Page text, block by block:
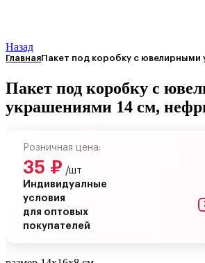
Назад
ГлавнаяПакет под коробку с ювелирными
Пакет под коробку с
украшениями 14 см,
Розничная цена:
35 ₽ /шт
Индивидуалные
условия
для оптовых
покупателей